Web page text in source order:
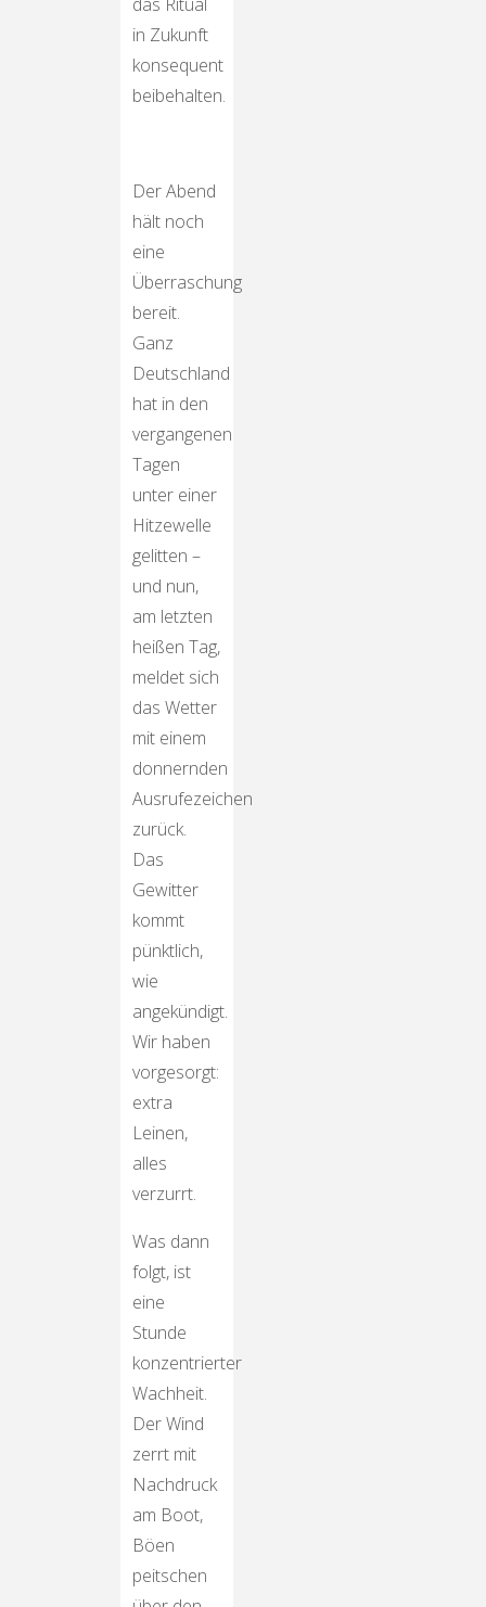
in Zukunft
konsequent
beibehalten.
Der Abend
hält noch
eine
Überraschung
bereit.
Ganz
Deutschland
hat in den
vergangenen
Tagen
unter einer
Hitzewelle
gelitten –
und nun,
am letzten
heißen Tag,
meldet sich
das Wetter
mit einem
donnernden
Ausrufezeichen
zurück.
Das
Gewitter
kommt
pünktlich,
wie
angekündigt.
Wir haben
vorgesorgt:
extra
Leinen,
alles
verzurrt.
Was dann
folgt, ist
eine
Stunde
konzentrierter
Wachheit.
Der Wind
zerrt mit
Nachdruck
am Boot,
Böen
peitschen